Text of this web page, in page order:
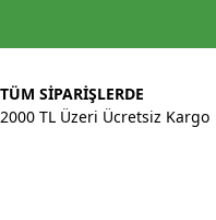
TÜM SİPARİŞLERDE
2000 TL Üzeri Ücretsiz Kargo